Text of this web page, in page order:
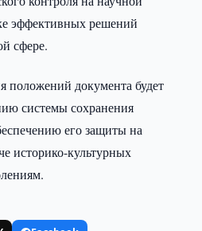
эффективных решений
сфере.
положений документа будет
системы сохранения
его защиты на
историко-культурных